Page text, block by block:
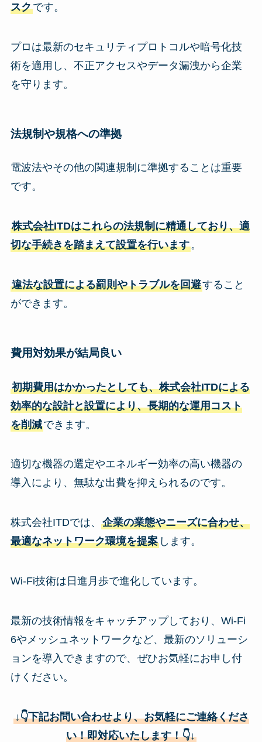
スクです。
プロは最新のセキュリティプロトコルや暗号化技
術を適用し、不正アクセスやデータ漏洩から企業
を守ります。
法規制や規格への準拠
電波法やその他の関連規制に準拠することは重要
です。
株式会社ITDはこれらの法規制に精通しており、適
切な手続きを踏まえて設置を行います。
違法な設置による罰則やトラブルを回避すること
ができます。
費用対効果が結局良い
初期費用はかかったとしても、株式会社ITDによる
効率的な設計と設置により、長期的な運用コスト
を削減できます。
適切な機器の選定やエネルギー効率の高い機器の
導入により、無駄な出費を抑えられるのです。
株式会社ITDでは、 企業の業態やニーズに合わせ、
最適なネットワーク環境を提案します。
Wi-Fi技術は日進月歩で進化しています。
最新の技術情報をキャッチアップしており、Wi-Fi
6やメッシュネットワークなど、最新のソリューシ
ョンを導入できますので、ぜひお気軽にお申し付
けください。
↓👇下記お問い合わせより、お気軽にご連絡くださ
い！即対応いたします！👇↓